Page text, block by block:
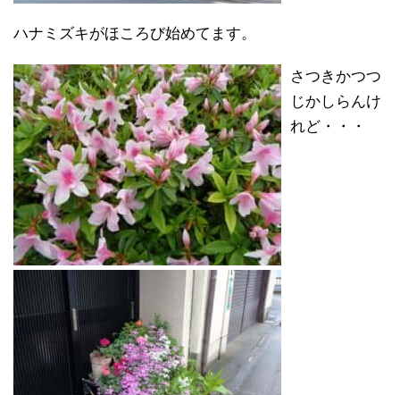
ハナミズキがほころび始めてます。
さつきかつつ
じかしらんけ
れど・・・